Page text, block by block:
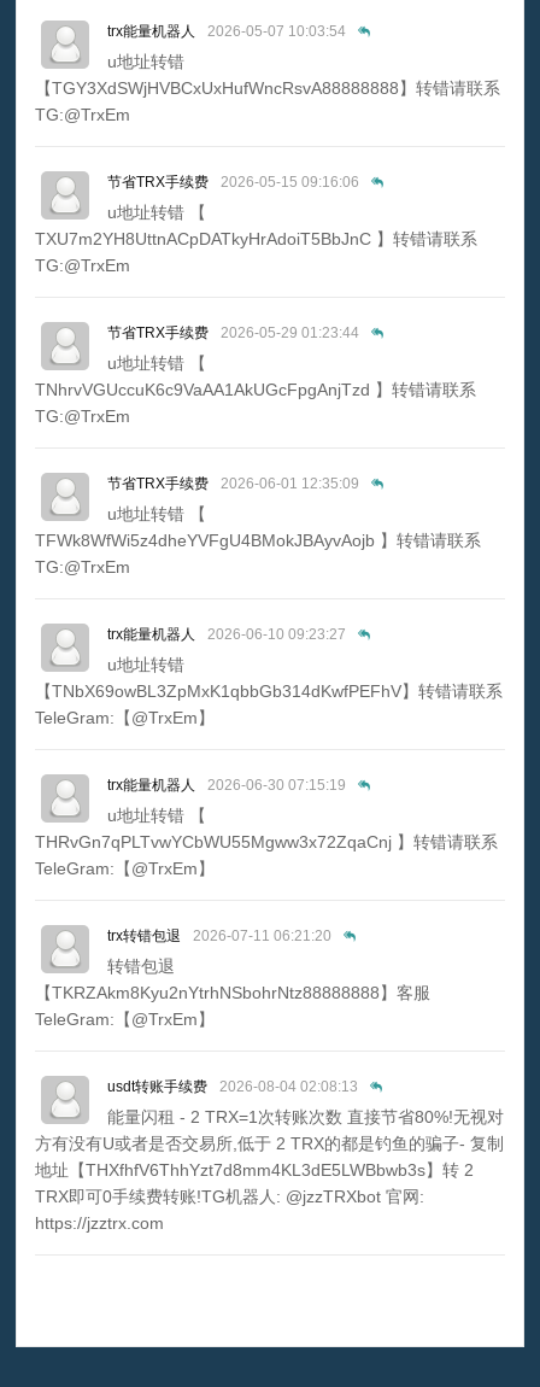
trx能量机器人 2026-05-07 10:03:54
u地址转错
【TGY3XdSWjHVBCxUxHufWncRsvA88888888】转错请联系
TG:@TrxEm
节省TRX手续费 2026-05-15 09:16:06
u地址转错 【
TXU7m2YH8UttnACpDATkyHrAdoiT5BbJnC 】转错请联系
TG:@TrxEm
节省TRX手续费 2026-05-29 01:23:44
u地址转错 【
TNhrvVGUccuK6c9VaAA1AkUGcFpgAnjTzd 】转错请联系
TG:@TrxEm
节省TRX手续费 2026-06-01 12:35:09
u地址转错 【
TFWk8WfWi5z4dheYVFgU4BMokJBAyvAojb 】转错请联系
TG:@TrxEm
trx能量机器人 2026-06-10 09:23:27
u地址转错
【TNbX69owBL3ZpMxK1qbbGb314dKwfPEFhV】转错请联系
TeleGram:【@TrxEm】
trx能量机器人 2026-06-30 07:15:19
u地址转错 【
THRvGn7qPLTvwYCbWU55Mgww3x72ZqaCnj 】转错请联系
TeleGram:【@TrxEm】
trx转错包退 2026-07-11 06:21:20
转错包退
【TKRZAkm8Kyu2nYtrhNSbohrNtz88888888】客服
TeleGram:【@TrxEm】
usdt转账手续费 2026-08-04 02:08:13
能量闪租 - 2 TRX=1次转账次数 直接节省80%!无视对
方有没有U或者是否交易所,低于 2 TRX的都是钓鱼的骗子- 复制
地址【THXfhfV6ThhYzt7d8mm4KL3dE5LWBbwb3s】转 2
TRX即可0手续费转账!TG机器人: @jzzTRXbot 官网:
https://jzztrx.com